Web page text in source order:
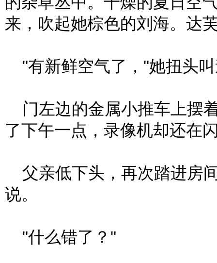
来，吹起她棕色的刘海。达
"有新鲜空气了，"她扭头
门左边的金属小推车上摆
了下午一点，录像机却还在
父亲低下头，再次踏进房
说。
"什么错了？"